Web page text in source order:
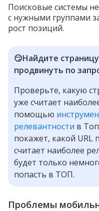
Поисковые системы
с нужными группами
рост позиций.
😏Найдите
продвинуть по
Проверьте, какую
уже считает
помощью
релевантности в
покажет, какой URL
считает наиболее
будет только
попасть в ТОП.
Проблемы